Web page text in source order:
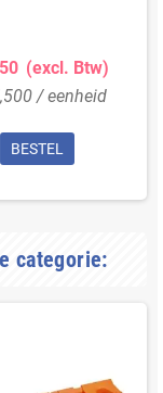
(excl. Btw)
/ eenheid
BESTEL
categorie: